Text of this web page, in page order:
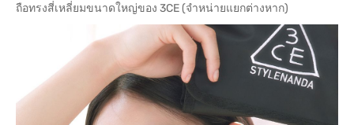
ถือทรงสี่เหลี่ยมขนาดใหญ่ของ 3CE (จำหน่ายแยกต่างหาก)